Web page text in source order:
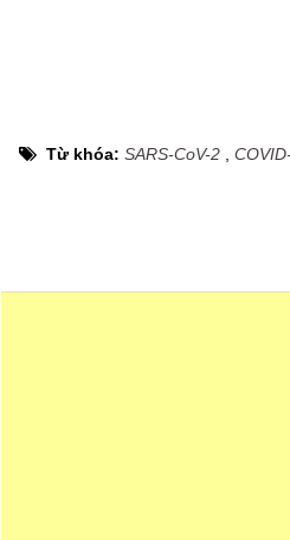
Từ khóa: SARS-CoV-2